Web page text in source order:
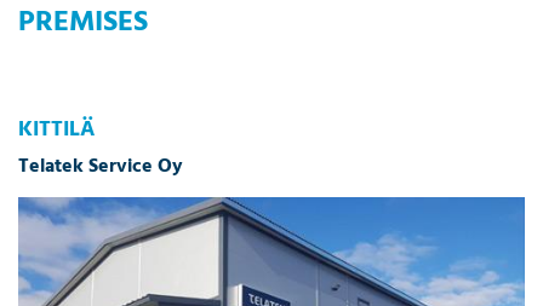
PREMISES
KITTILÄ
Telatek Service Oy